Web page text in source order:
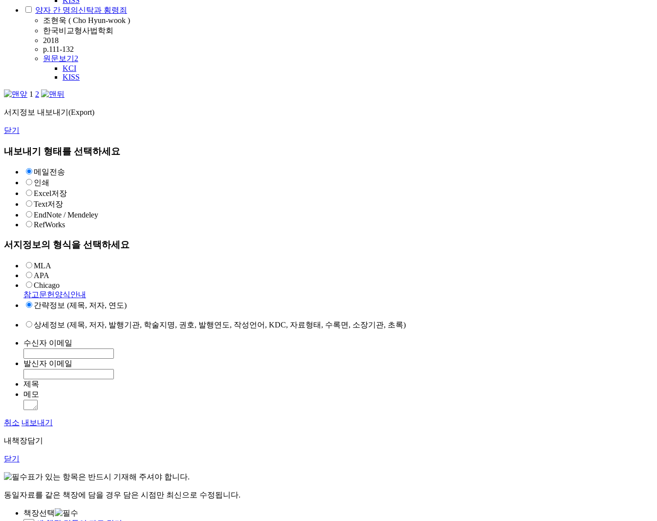
양자 간 명의신탁과 횡령죄
조현욱 ( Cho Hyun-wook )
한국비교형사법학회
2018
p.111-132
원문보기 2
KCI
KISS
1 2
서지정보 내보내기(Export)
닫기
내보내기 형태를 선택하세요
메일전송
인쇄
Excel저장
Text저장
EndNote / Mendeley
RefWorks
서지정보의 형식을 선택하세요
MLA
APA
Chicago
참고문헌양식안내
간략정보 (제목, 저자, 연도)
상세정보 (제목, 저자, 발행기관, 학술지명, 권호, 발행연도, 작성언어, KDC, 자료형태, 수록면, 소장기관, 초록)
수신자 이메일
발신자 이메일
제목
메모
취소 내보내기
내책장담기
닫기
표가 있는 항목은 반드시 기재해 주셔야 합니다.
동일자료를 같은 책장에 담을 경우 담은 시점만 최신으로 수정됩니다.
책장선택